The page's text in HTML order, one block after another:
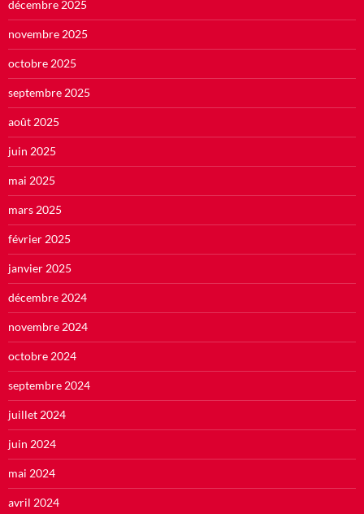
décembre 2025
novembre 2025
octobre 2025
septembre 2025
août 2025
juin 2025
mai 2025
mars 2025
février 2025
janvier 2025
décembre 2024
novembre 2024
octobre 2024
septembre 2024
juillet 2024
juin 2024
mai 2024
avril 2024